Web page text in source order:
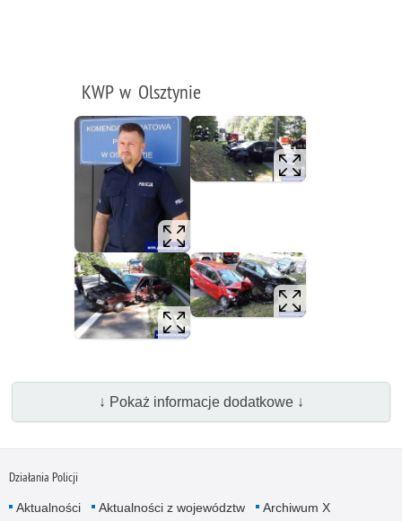
KWP w Olsztynie
↓ Pokaż informacje dodatkowe ↓
Działania Policji
Aktualności Aktualności z województw
Archiwum X